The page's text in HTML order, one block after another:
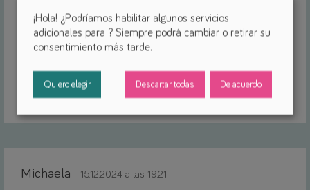
Hersteller. Die Bedienung ist super, dadurch, dass das
Überleitsystem dort eingespannt wird und damit super
einfach zu bedienen ist. Sowohl Tischständer, als auch
Rolliadapter sind super.
Wie alles von Nutricia, nur zu empfehlen.
Responder
Michaela - 15.12.2024 a las 19:21
¡Hola! ¿Podríamos habilitar algunos servicios
adicionales para ? Siempre podrá cambiar o retirar su
consentimiento más tarde.
Quiero elegir Descartar todas De acuerdo